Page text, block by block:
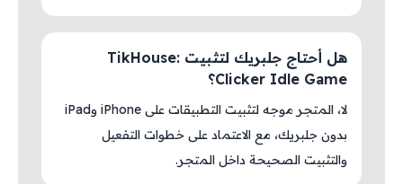
هل أحتاج جلبريك لتثبيت TikHouse:
Clicker Idle Game؟
لا، المتجر موجه لتثبيت التطبيقات على iPhone وiPad
بدون جلبريك، مع الاعتماد على خطوات التفعيل
والتثبيت الصحيحة داخل المتجر.